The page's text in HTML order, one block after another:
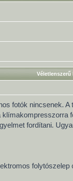
Véletlenszerű
fotók nincsenek.
fordítani.